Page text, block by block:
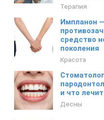
Терапия
Импланон —
средство
поколения
Красота
Стоматолог
и что лечит
Десны